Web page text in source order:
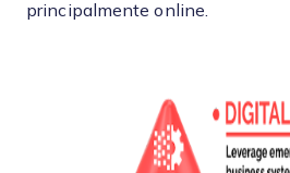
principalmente online.